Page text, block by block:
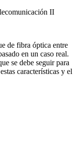
II
de fibra óptica entre
en un caso real.
se debe seguir para
características y el